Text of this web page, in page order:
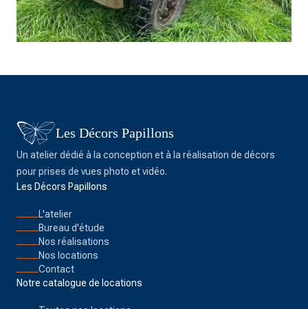
Les Décors Papillons
Un atelier dédié à la conception et à la réalisation de décors
pour prises de vues photo et vidéo.
Les Décors Papillons
L'atelier
Bureau d'étude
Nos réalisations
Nos locations
Contact
Notre catalogue de locations